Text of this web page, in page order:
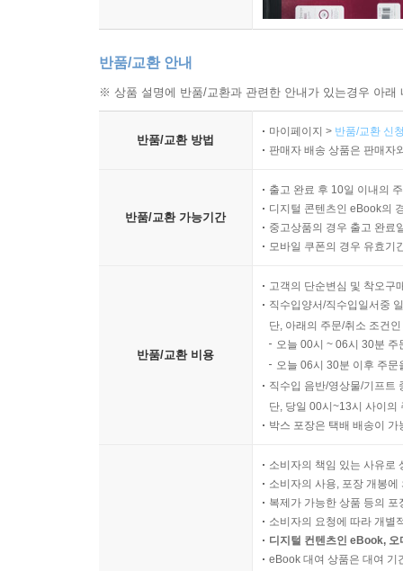
반품/교환 안내
※ 상품 설명에 반품/교환과 관련한 안내가 있는경우 아
반품/교환 방법
마이페이지 > 반품/교환 신
판매자 배송 상품은 판매자
반품/교환 가능기간
출고 완료 후 10일 이내의
디지털 콘텐츠인 eBook의
중고상품의 경우 출고 완료
모바일 쿠폰의 경우 유효기
반품/교환 비용
고객의 단순변심 및 착오구
직수입양서/직수입일서중
단, 아래의 주문/취소 조건
오늘 00시 ~ 06시 30분
오늘 06시 30분 이후 주
직수입 음반/영상물/기프트
단, 당일 00시~13시 사이의
박스 포장은 택배 배송이
소비자의 책임 있는 사유로
소비자의 사용, 포장 개봉
복제가 가능한 상품 등의
소비자의 요청에 따라 개별
디지털 컨텐츠인 eBook,
eBook 대여 상품은 대여 기